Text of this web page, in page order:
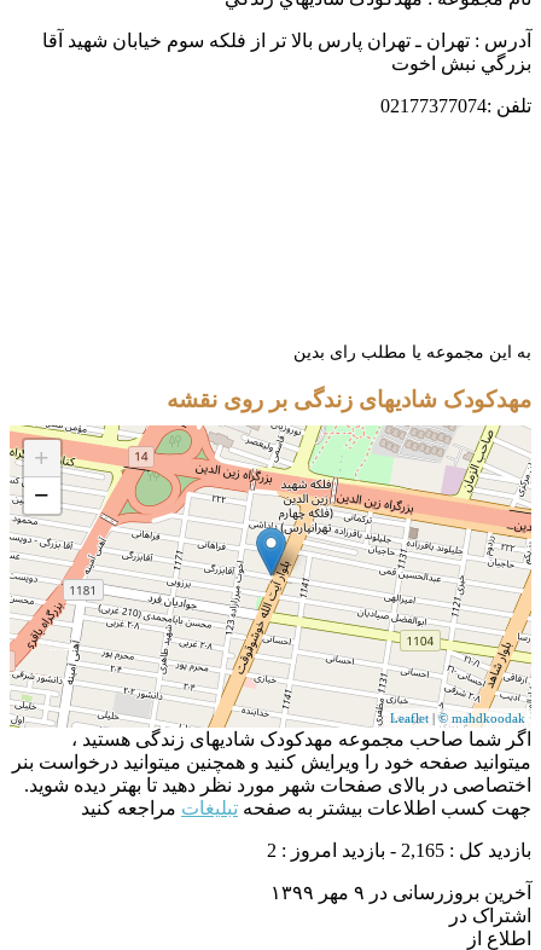
: تهران ـ تهران پارس بالا تر از فلکه سوم خیابان شهيد آقا
نبش اخوت
مجموعه یا مطلب رای بدین
شادیهای زندگی بر روی نقشه
+
−
Leaflet|©
شما صاحب مجموعه مهدکودک شادیهای زندگی هستید ،
صفحه خود را ویرایش کنید و همچنین میتوانید درخواست بنر
در بالای صفحات شهر مورد نظر دهید تا بهتر دیده شوید.
کسب اطلاعات بیشتر به صفحهتبلیغاتمراجعه کنید
- بازدید امروز : 2
بروزرسانی در ۹ مهر ۱۳۹۹
در
از